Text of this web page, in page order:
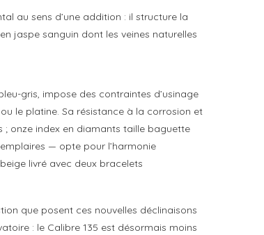
au sens d’une addition : il structure la
jaspe sanguin dont les veines naturelles
gris, impose des contraintes d’usinage
le platine. Sa résistance à la corrosion et
onze index en diamants taille baguette
— opte pour l’harmonie
livré avec deux bracelets
que posent ces nouvelles déclinaisons
: le Calibre 135 est désormais moins